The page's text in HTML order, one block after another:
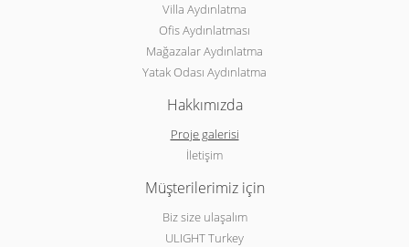
Villa Aydınlatma
Ofis Aydınlatması
Mağazalar Aydınlatma
Yatak Odası Aydınlatma
Hakkımızda
Proje galerisi
İletişim
Müşterilerimiz için
Biz size ulaşalım
ULIGHT Turkey